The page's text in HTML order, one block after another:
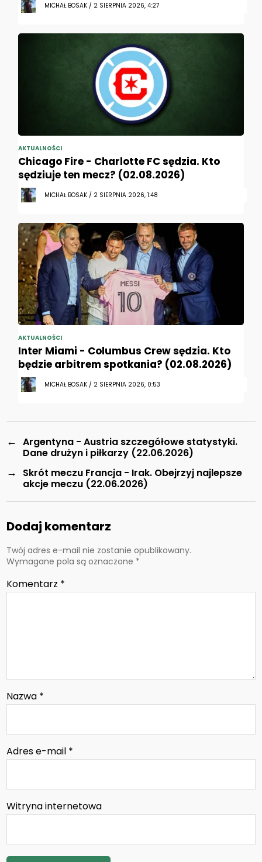
MICHAŁ BOSAK / 2 SIERPNIA 2026, 4:27
AKTUALNOŚCI
Chicago Fire - Charlotte FC sędzia. Kto
sędziuje ten mecz? (02.08.2026)
MICHAŁ BOSAK / 2 SIERPNIA 2026, 1:48
AKTUALNOŚCI
Inter Miami - Columbus Crew sędzia. Kto
będzie arbitrem spotkania? (02.08.2026)
MICHAŁ BOSAK / 2 SIERPNIA 2026, 0:53
← Argentyna - Austria szczegółowe statystyki.
Dane drużyn i piłkarzy (22.06.2026)
→
Skrót meczu Francja - Irak. Obejrzyj najlepsze
akcje meczu (22.06.2026)
Dodaj komentarz
Twój adres e-mail nie zostanie opublikowany.
Wymagane pola są oznaczone *
Komentarz *
Nazwa *
Adres e-mail *
Witryna internetowa